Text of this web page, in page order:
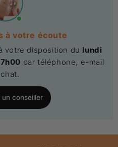
à votre écoute
votre disposition du lundi
par téléphone, e-mail
conseiller